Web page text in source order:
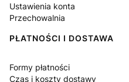
Ustawienia konta
Przechowalnia
PŁATNOŚCI I DOSTAWA
Formy płatności
Czas i koszty dostawy